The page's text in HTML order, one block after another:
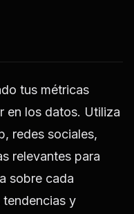
tus métricas
en los datos. Utiliza
redes sociales,
relevantes para
sobre cada
tendencias y